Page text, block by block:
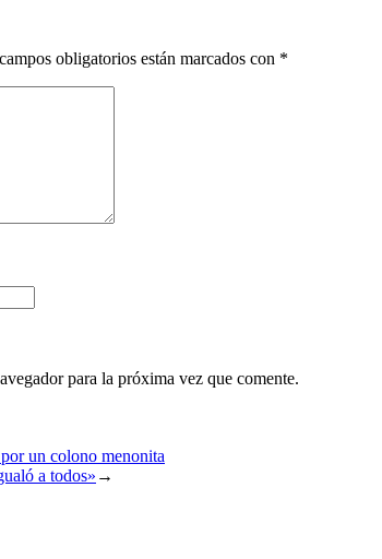
obligatorios están marcados con *
para la próxima vez que comente.
un colono menonita
a todos» →